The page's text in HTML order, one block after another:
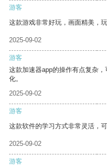
游客
这款游戏非常好玩，画面精美，玩
2025-09-02
游客
这款加速器app的操作有点复杂
化。
2025-09-02
游客
这款软件的学习方式非常灵活，
2025-09-02
游客